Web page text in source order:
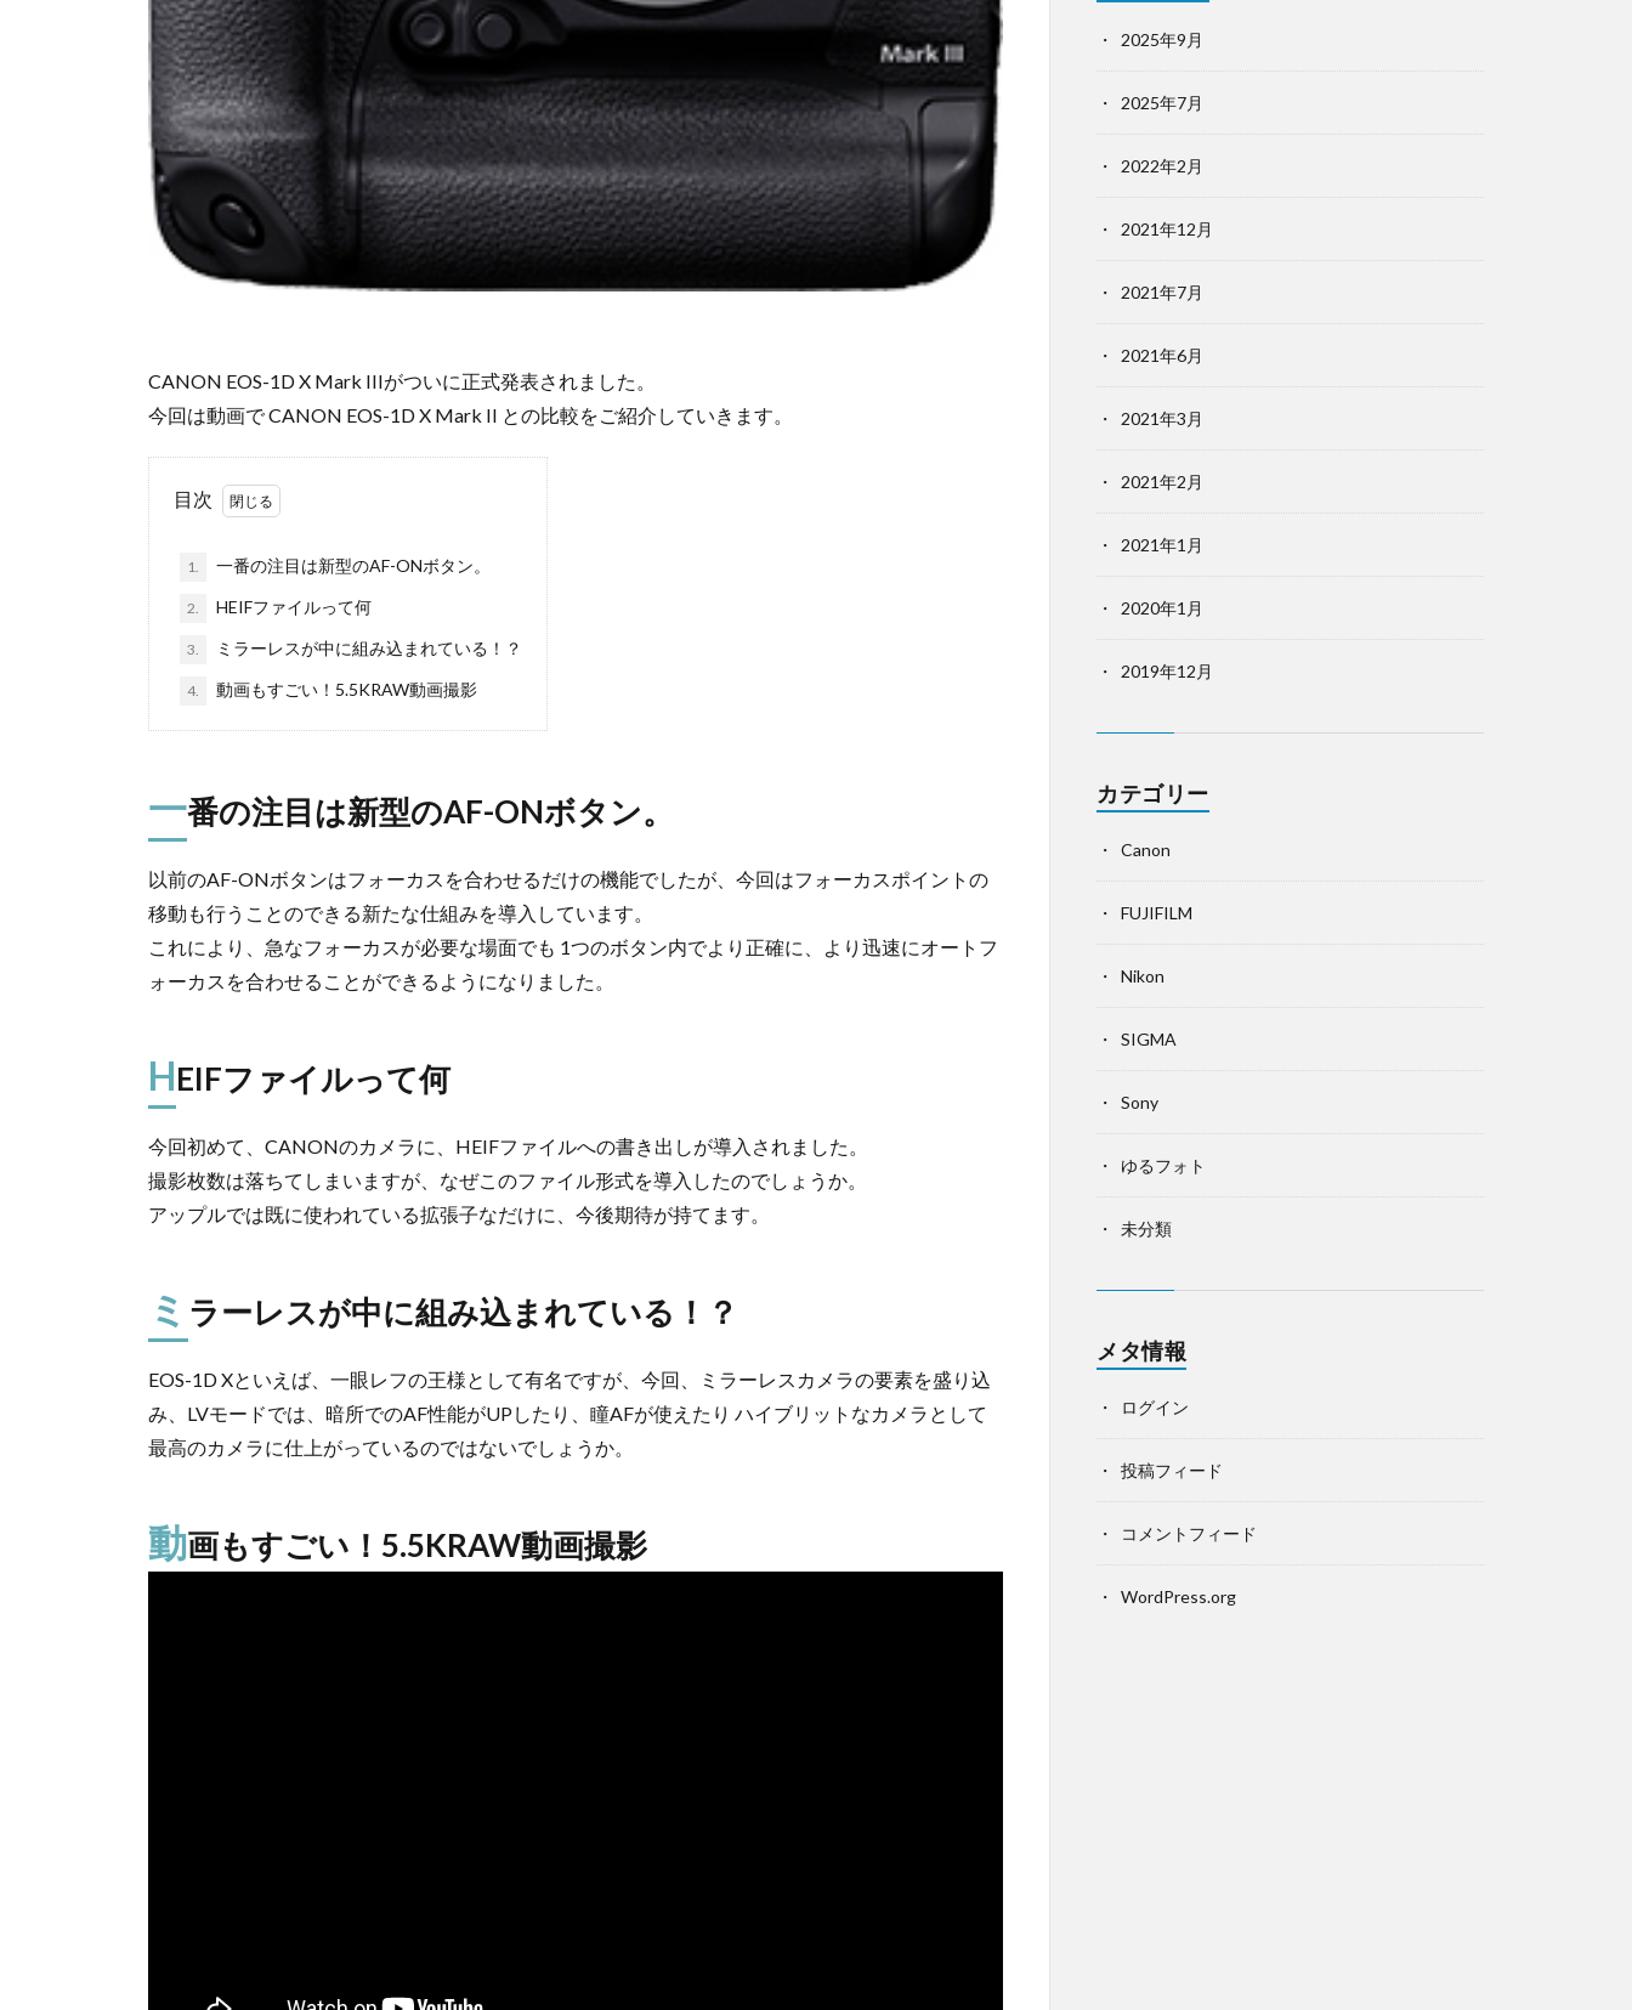
CANON EOS-1D X Mark IIIがついに正式発表されました。
今回は動画で CANON EOS-1D X Mark II との比較をご紹介していきます。
目次
1. 一番の注目は新型のAF-ONボタン。
2. HEIFファイルって何
3. ミラーレスが中に組み込まれている！？
4. 動画もすごい！5.5KRAW動画撮影
一番の注目は新型のAF-ONボタン。
以前のAF-ONボタンはフォーカスを合わせるだけの機能でしたが、今回はフォーカスポイントの
移動も行うことのできる新たな仕組みを導入しています。
これにより、急なフォーカスが必要な場面でも 1つのボタン内でより正確に、より迅速にオートフ
ォーカスを合わせることができるようになりました。
HEIFファイルって何
今回初めて、CANONのカメラに、HEIFファイルへの書き出しが導入されました。
撮影枚数は落ちてしまいますが、なぜこのファイル形式を導入したのでしょうか。
アップルでは既に使われている拡張子なだけに、今後期待が持てます。
ミ ラーレスが中に組み込まれている！？
EOS-1D Xといえば、一眼レフの王様として有名ですが、今回、ミラーレスカメラの要素を盛り込
み、LVモードでは、暗所でのAF性能がUPしたり、瞳AFが使えたり ハイブリットなカメラとして
最高のカメラに仕上がっているのではないでしょうか。
動画もすごい！5.5KRAW動画撮影
2025年9月
2025年7月
2022年2月
2021年12月
2021年7月
2021年6月
2021年3月
2021年2月
2021年1月
2020年1月
2019年12月
カテゴリー
Canon
FUJIFILM
Nikon
SIGMA
Sony
ゆるフォト
未分類
メタ情報
ログイン
投稿フィード
コメントフィード
WordPress.org